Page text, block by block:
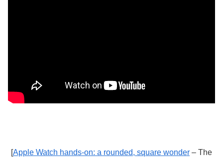
[Apple Watch hands-on: a rounded, square wonder – The